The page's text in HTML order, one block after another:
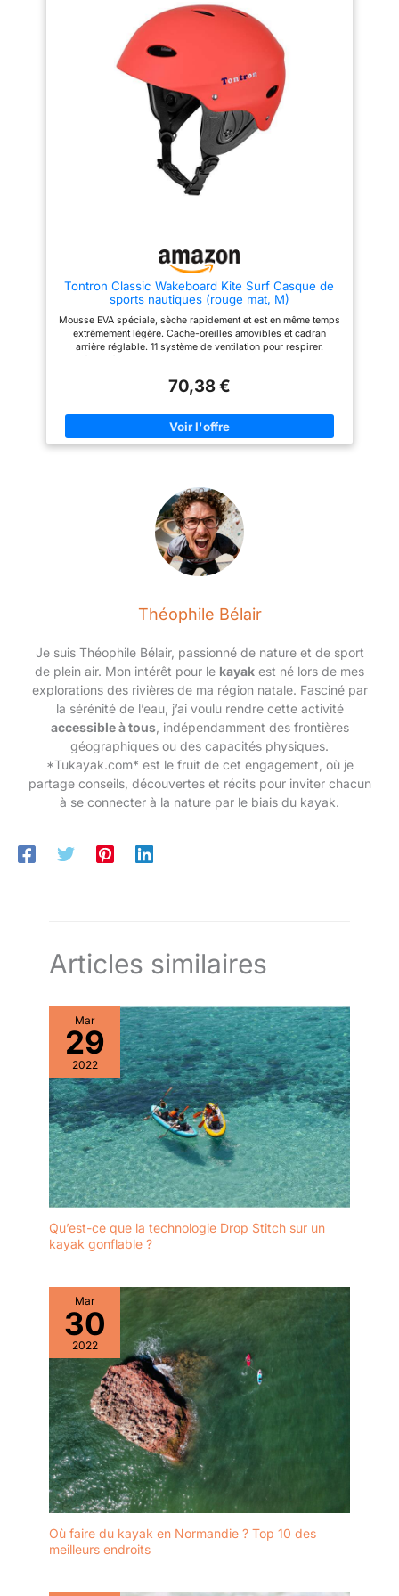
ajustable, il s'adapte
parfaitement à votre
morphologie. La mentonnière
intègre un gainage en néoprène
pour un maintien ferme sans
aucune irritation CONFORT &
DRAINAGE INTELLIGENT :
L'intérieur est doublé d'une
mousse EVA qui offre un accueil
doux et agréable, même lors de
vos plus longues sessions. Le
design intègre un système de
casque aux conditions de votre
protections latérales amovibles
spécialement conçues pour
chocs avec l'eau lors des
lourdes chutes à haute vitesse
en wakeboard ou kitesurf
: Un casque unique pour toutes
vos aventures aquatiques. Son
convient aussi bien aux
Adapté pour le wakeboard, le
Tontron Classic Wakeboard Kite Surf Casque de
sports nautiques (rouge mat, M)
Mousse EVA spéciale, sèche rapidement et est en même temps
extrêmement légère. Cache-oreilles amovibles et cadran
arrière réglable. 11 système de ventilation pour respirer.
ou d'autres sports nautiques.
70,38 €
Théophile Bélair
Je suis Théophile Bélair, passionné de nature et de sport
de plein air. Mon intérêt pour le kayak est né lors de mes
explorations des rivières de ma région natale. Fasciné par
la sérénité de l’eau, j’ai voulu rendre cette activité
accessible à tous, indépendamment des frontières
géographiques ou des capacités physiques.
*Tukayak.com* est le fruit de cet engagement, où je
partage conseils, découvertes et récits pour inviter chacun
à se connecter à la nature par le biais du kayak.
Articles similaires
Mar
29
2022
Qu’est-ce que la technologie Drop Stitch sur un
kayak gonflable ?
Mar
30
2022
Où faire du kayak en Normandie ? Top 10 des
meilleurs endroits